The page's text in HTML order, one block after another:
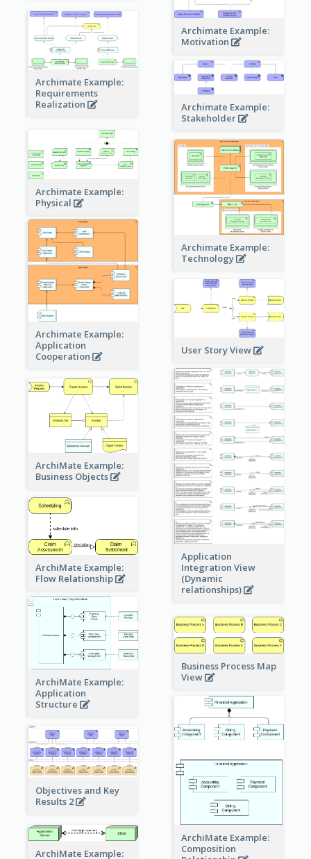
Archimate Example:
Motivation
Archimate Example:
Requirements
Realization
Archimate Example:
Stakeholder
Archimate Example:
Physical
Archimate Example:
Technology
Archimate Example:
Application
Cooperation
User Story View
Application
Integration View
(Dynamic
relationships)
ArchiMate Example:
Business Objects
ArchiMate Example:
Flow Relationship
ArchiMate Example:
Application
Structure
Business Process Map
View
ArchiMate Example:
Composition
Objectives and Key
Results 2
ArchiMate Example: